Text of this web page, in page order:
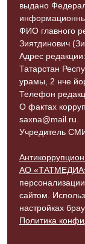
выдано
ФИО главного
Зиятдинович
Адрес
Татарстан
урамы, 2 нче
Телефон
О фактах
saxna@mail.ru.
Учредитель
АО «ТАТМЕДИА»
сайтом.
настройках
Политика